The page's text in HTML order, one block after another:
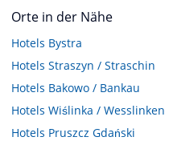
Orte in der Nähe
Hotels Bystra
Hotels Straszyn / Straschin
Hotels Bakowo / Bankau
Hotels Wiślinka / Wesslinken
Hotels Pruszcz Gdański